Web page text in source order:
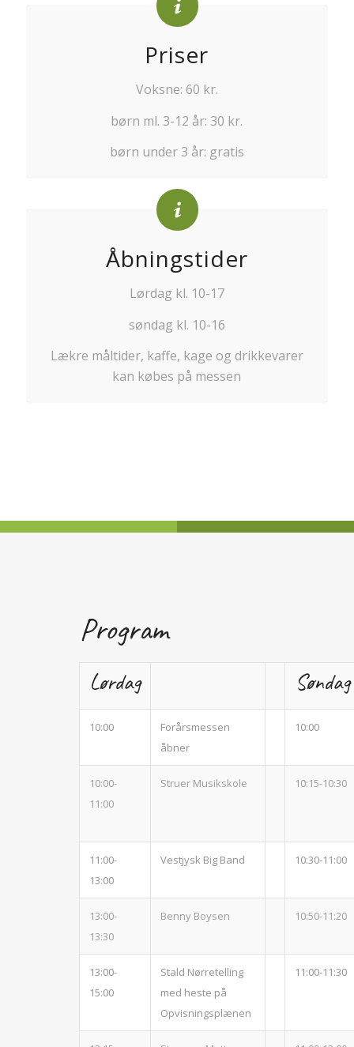
Priser
Voksne: 60 kr.
børn ml. 3-12 år: 30 kr.
børn under 3 år: gratis
Åbningstider
Lørdag kl. 10-17
søndag kl. 10-16
Lækre måltider, kaffe, kage og drikkevarer
kan købes på messen
Program
Lørdag Søndag
10:00
Forårsmessen
åbner
10:00
10:00-
11:00
Struer Musikskole 10:15-10:30
11:00-
13:00
Vestjysk Big Band 10:30-11:00
13:00-
13:30
Benny Boysen 10:50-11:20
13:00-
15:00
Stald Nørretelling
med heste på
Opvisningsplænen
11:00-11:30